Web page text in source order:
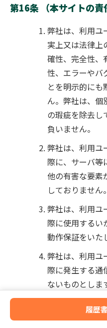
第16条 （本サイトの責
弊社は、利用ユ
実上又は法律上
確性、完全性、
性、エラーやバ
とを明示的に
ん。弊社は、個
の瑕疵を除去し
負いません。
弊社は、利用ユ
際に、サーバ等
他の有害な要素
しておりません。
弊社は、利用ユ
際に使用するい
動作保証をいた
弊社は、利用ユ
際に発生する通
ないものとしま
弊社は、本サ
の正確性につ
履歴